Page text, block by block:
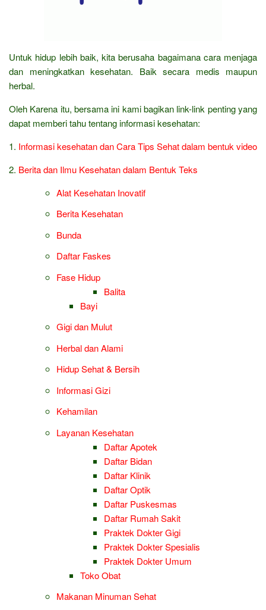
Untuk hidup lebih baik, kita berusaha bagaimana cara menjaga
dan meningkatkan kesehatan. Baik secara medis maupun
herbal.
Oleh Karena itu, bersama ini kami bagikan link-link penting yang
dapat memberi tahu tentang informasi kesehatan:
1. Informasi kesehatan dan Cara Tips Sehat dalam bentuk video
2. Berita dan Ilmu Kesehatan dalam Bentuk Teks
Alat Kesehatan Inovatif
Berita Kesehatan
Bunda
Daftar Faskes
Fase Hidup
Balita
Bayi
Gigi dan Mulut
Herbal dan Alami
Hidup Sehat & Bersih
Informasi Gizi
Kehamilan
Layanan Kesehatan
Daftar Apotek
Daftar Bidan
Daftar Klinik
Daftar Optik
Daftar Puskesmas
Daftar Rumah Sakit
Praktek Dokter Gigi
Praktek Dokter Spesialis
Praktek Dokter Umum
Toko Obat
Makanan Minuman Sehat